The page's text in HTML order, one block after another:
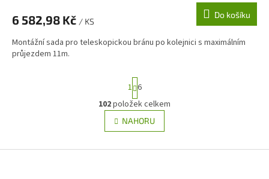
6 582,98 Kč / KS
Do košíku
Montážní sada pro teleskopickou bránu po kolejnici s maximálním
průjezdem 11m.
O
v
l
S
t
r
á
n
k
v
1 6
102položek celkem
NAHORU